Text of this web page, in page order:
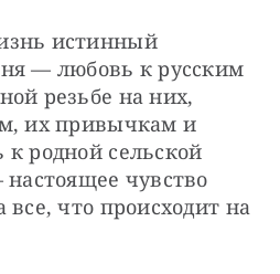
истинный
— ​любовь к русским
резьбе на них,
их привычкам и
родной сельской
чувство
все, что происходит на